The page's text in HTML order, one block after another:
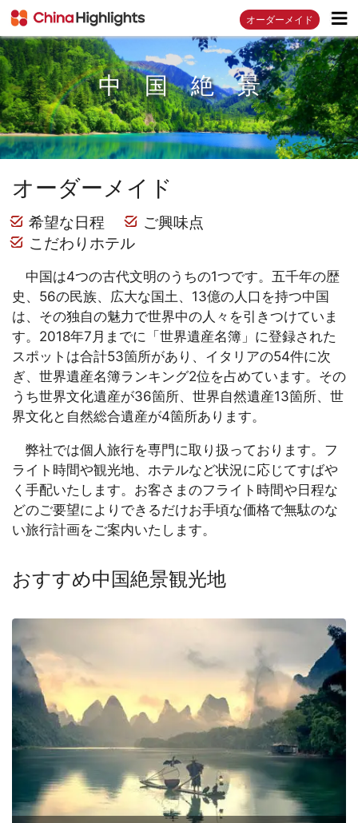
オーダーメイド
中 国 絶 景
オーダーメイド
希望な日程
ご興味点
こだわりホテル
中国は4つの古代文明のうちの1つです。五千年の歴
史、56の民族、広大な国土、13億の人口を持つ中国
は、その独自の魅力で世界中の人々を引きつけていま
す。2018年7月までに「世界遺産名簿」に登録された
スポットは合計53箇所があり、イタリアの54件に次
ぎ、世界遺産名簿ランキング2位を占めています。その
うち世界文化遺産が36箇所、世界自然遺産13箇所、世
界文化と自然総合遺産が4箇所あります。
弊社では個人旅行を専門に取り扱っております。フ
ライト時間や観光地、ホテルなど状況に応じてすばや
く手配いたします。お客さまのフライト時間や日程な
どのご要望によりできるだけお手頃な価格で無駄のな
い旅行計画をご案内いたします。
おすすめ中国絶景観光地